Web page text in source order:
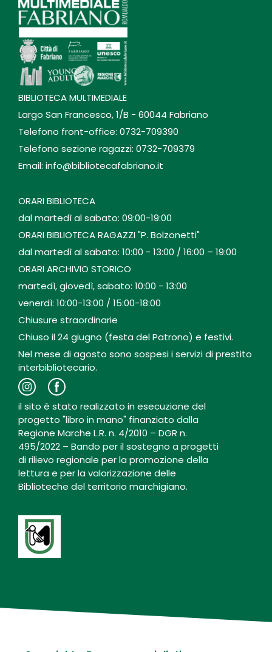
BIBLIOTECA MULTIMEDIALE
Largo San Francesco, 1/B - 60044 Fabriano
Telefono front-office: 0732-709390
Telefono sezione ragazzi: 0732-709379
Email: info@bibliotecafabriano.it
ORARI BIBLIOTECA
dal martedì al sabato: 09:00-19:00
ORARI BIBLIOTECA RAGAZZI "P. Bolzonetti"
dal martedì al sabato: 10:00 - 13:00 / 16:00 – 19:00
ORARI ARCHIVIO STORICO
martedì, giovedì, sabato: 10:00 - 13:00
venerdì: 10:00-13:00 / 15:00-18:00
Chiusure straordinarie
Chiuso il 24 giugno (festa del Patrono) e festivi.
Nel mese di agosto sono sospesi i servizi di prestito
interbibliotecario.
il sito è stato realizzato in esecuzione del
progetto "libro in mano" finanziato dalla
Regione Marche L.R. n. 4/2010 – DGR n.
495/2022 – Bando per il sostegno a progetti
di rilievo regionale per la promozione della
lettura e per la valorizzazione delle
Biblioteche del territorio marchigiano.